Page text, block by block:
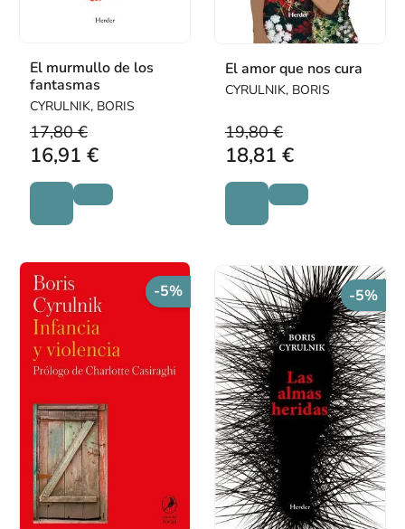
El murmullo de los
fantasmas
CYRULNIK, BORIS
17,80 €
16,91 €
El amor que nos cura
CYRULNIK, BORIS
19,80 €
18,81 €
-5% -5%